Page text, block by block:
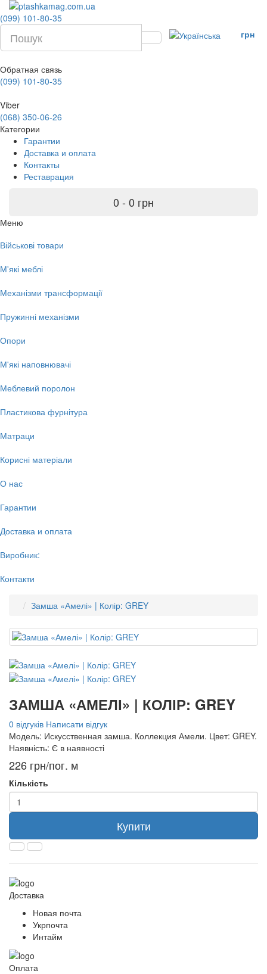
(099) 101-80-35
грн
Обратная связь
(099) 101-80-35
Viber
(068) 350-06-26
Категории
Гарантии
Доставка и оплата
Контакты
Реставрация
0 - 0 грн
Меню
Військові товари
М'які меблі
Механізми трансформації
Пружинні механізми
Опори
М'які наповнювачі
Меблевий поролон
Пластикова фурнітура
Матраци
Корисні матеріали
О нас
Гарантии
Доставка и оплата
Виробник:
Контакти
Замша «Амелі» | Колір: GREY
ЗАМША «АМЕЛІ» | КОЛІР: GREY
0 відгуків Написати відгук
Модель: Искусственная замша. Коллекция Амели. Цвет: GREY.
Наявність: Є в наявності
226 грн/пог. м
Кількість
Купити
Доставка
Новая почта
Укрпочта
Интайм
Оплата